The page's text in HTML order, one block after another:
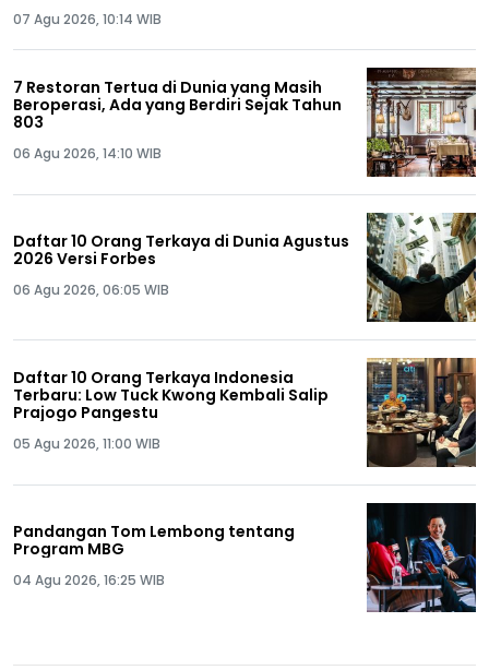
07 Agu 2026, 10:14 WIB
7 Restoran Tertua di Dunia yang Masih
Beroperasi, Ada yang Berdiri Sejak Tahun
803
06 Agu 2026, 14:10 WIB
Daftar 10 Orang Terkaya di Dunia Agustus
2026 Versi Forbes
06 Agu 2026, 06:05 WIB
Daftar 10 Orang Terkaya Indonesia
Terbaru: Low Tuck Kwong Kembali Salip
Prajogo Pangestu
05 Agu 2026, 11:00 WIB
Pandangan Tom Lembong tentang
Program MBG
04 Agu 2026, 16:25 WIB